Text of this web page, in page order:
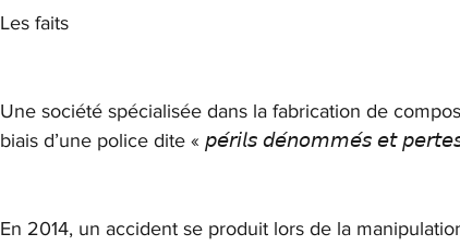
Les faits
Une société spécialisée dans la fabrication de
biais d’une police dite « 𝘱𝘦́𝘳𝘪𝘭𝘴 𝘥𝘦́𝘯𝘰𝘮𝘮𝘦́𝘴 𝘦𝘵 𝘱𝘦𝘳𝘵𝘦𝘴
En 2014, un accident se produit lors de la